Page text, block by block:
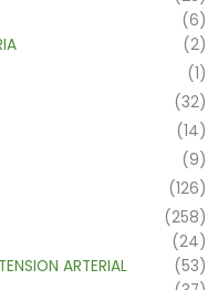
(6)
(2)
(1)
(32)
(14)
(9)
(126)
(258)
(24)
ARTERIAL
(53)